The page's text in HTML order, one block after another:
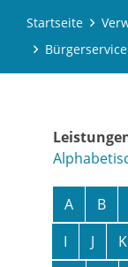
Startseite
A B
I
J K